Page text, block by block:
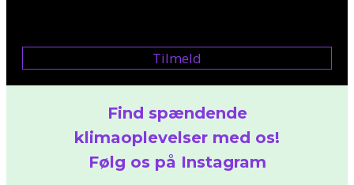
Tilmeld
Find spændende
klimaoplevelser med os!
Følg os på Instagram